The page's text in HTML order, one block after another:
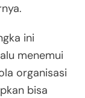
ini
menemui
organisasi
bisa